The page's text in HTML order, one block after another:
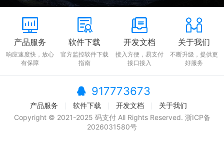
产品服务
响应速度快，放心
有保障
软件下载
官方监控软件下载
指南
开发文档
接入方便，易支付
接口接入
关于我们
不断升级，提供更
好服务
917773673
产品服务 软件下载 开发文档
关于我们
Copyright © 2021-2025 码支付 All Rights Reserved. 浙ICP备
2026031580号